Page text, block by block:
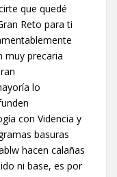
que quedé
Reto para ti
muy precaria
lo
con Videncia y
basuras
hacen calañas
ni base, es por